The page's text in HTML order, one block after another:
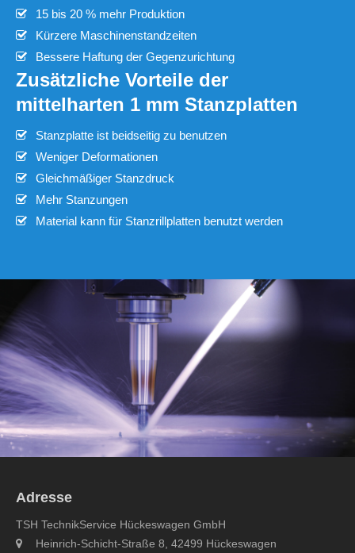
15 bis 20 % mehr Produktion
Kürzere Maschinenstandzeiten
Bessere Haftung der Gegenzurichtung
Zusätzliche Vorteile der
mittelharten 1 mm Stanzplatten
Stanzplatte ist beidseitig zu benutzen
Weniger Deformationen
Gleichmäßiger Stanzdruck
Mehr Stanzungen
Material kann für Stanzrillplatten benutzt werden
Adresse
TSH TechnikService Hückeswagen GmbH
Heinrich-Schicht-Straße 8, 42499 Hückeswagen